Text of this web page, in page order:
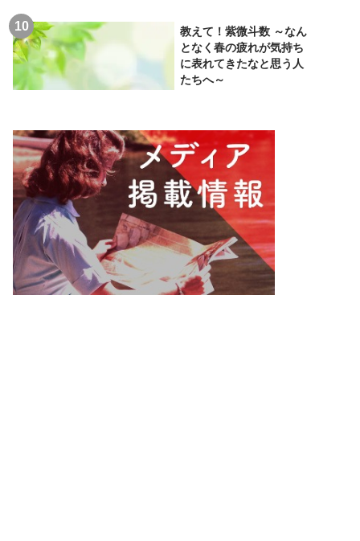
教えて！紫微斗数 ～なん
となく春の疲れが気持ち
に表れてきたなと思う人
たちへ～